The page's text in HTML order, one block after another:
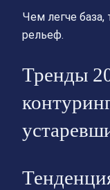
Чем легче
рельеф.
Тренды